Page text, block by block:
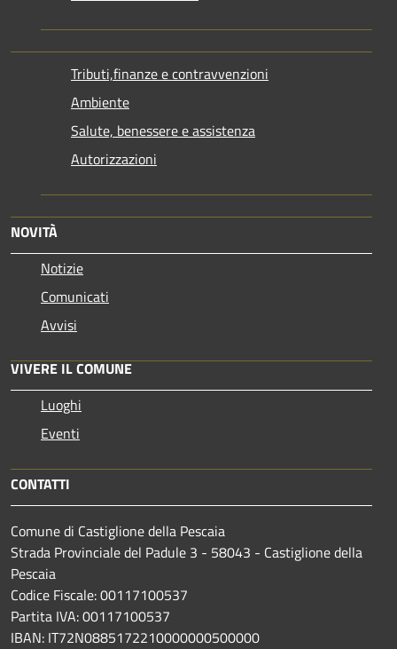
Tributi,finanze e contravvenzioni
Ambiente
Salute, benessere e assistenza
Autorizzazioni
NOVITÀ
Notizie
Comunicati
Avvisi
VIVERE IL COMUNE
Luoghi
Eventi
CONTATTI
Comune di Castiglione della Pescaia
Strada Provinciale del Padule 3 - 58043 - Castiglione della
Pescaia
Codice Fiscale: 00117100537
Partita IVA: 00117100537
IBAN: IT72N0885172210000000500000